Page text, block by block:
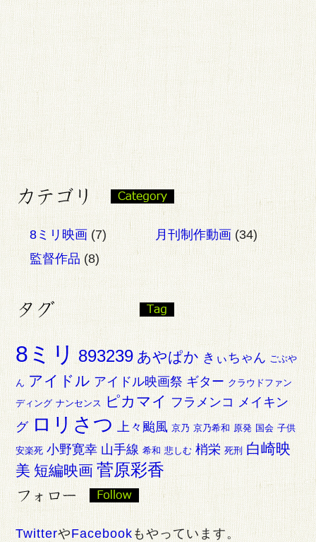
8ミリ映画(7) 月刊制作動画(34)
監督作品(8)
8ミリ893239 あやぱか きぃちゃん ごぶや
ん アイドル アイドル映画祭 ギター クラウドファン
ディング ナンセンス ピカマイ フラメンコ メイキン
グ ロリさつ 上々颱風 京乃 京乃希和 原発 国会 子供
安楽死 小野寛幸 山手線 希和 悲しむ 梢栄 死刑 白崎映
美 短編映画 菅原彩香
TwitterやFacebookもやっています。